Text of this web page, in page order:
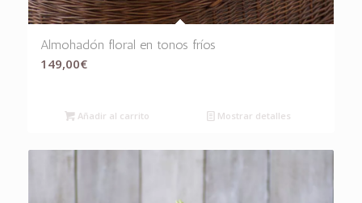
Almohadón floral en tonos fríos
149,00€
Añadir al carrito Mostrar detalles